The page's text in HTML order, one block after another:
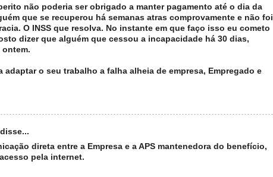
não poderia ser obrigado a manter pagamento até o dia da
que se recuperou há semanas atras comprovamente e não foi
O INSS que resolva. No instante em que faço isso eu cometo
dizer que alguém que cessou a incapacidade há 30 dias,
adaptar o seu trabalho a falha alheia de empresa, Empregado e
disse...
direta entre a Empresa e a APS mantenedora do benefício,
pela internet.